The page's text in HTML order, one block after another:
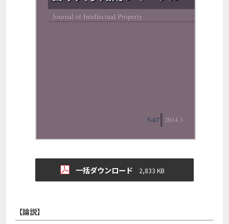
一括ダウンロード 2,833 KB
【論説】